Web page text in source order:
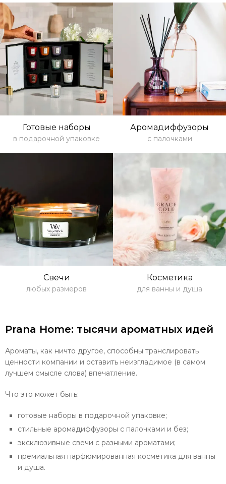
Готовые наборы
в подарочной упаковке
Аромадиффузоры
с палочками
Свечи
любых размеров
Косметика
для ванны и душа
Prana Home: тысячи ароматных идей
Ароматы, как ничто другое, способны транслировать
ценности компании и оставить неизгладимое (в самом
лучшем смысле слова) впечатление.
Что это может быть:
готовые наборы в подарочной упаковке;
стильные аромадиффузоры с палочками и без;
эксклюзивные свечи с разными ароматами;
премиальная парфюмированная косметика для ванны
и душа.